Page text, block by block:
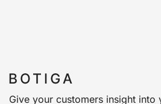
Give your customers insight into